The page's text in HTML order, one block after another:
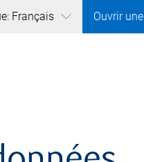
Français Ouvrir